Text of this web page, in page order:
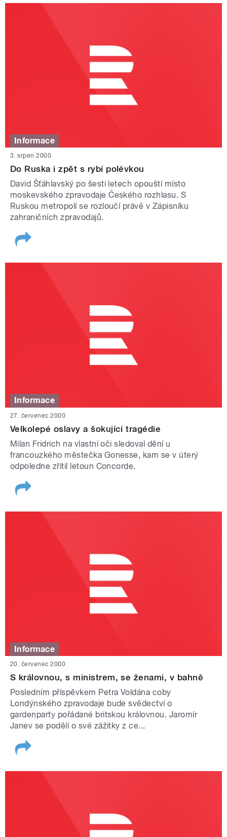
Informace
3. srpen 2000
Do Ruska i zpět s rybí polévkou
David Šťáhlavský po šesti letech opouští místo
moskevského zpravodaje Českého rozhlasu. S
Ruskou metropolí se rozloučí právě v Zápisníku
zahraničních zpravodajů.
Informace
27. červenec 2000
Velkolepé oslavy a šokující tragédie
Milan Fridrich na vlastní oči sledoval dění u
francouzkého městečka Gonesse, kam se v úterý
odpoledne zřítil letoun Concorde.
Informace
20. červenec 2000
S královnou, s ministrem, se ženami, v bahně
Posledním příspěvkem Petra Voldána coby
Londýnského zpravodaje bude svědectví o
gardenparty pořádané britskou královnou. Jaromír
Janev se podělí o své zážitky z ce...